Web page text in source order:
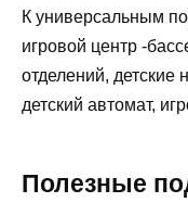
К универсальным
игровой центр -
отделений, детские
детский автомат,
Полезные